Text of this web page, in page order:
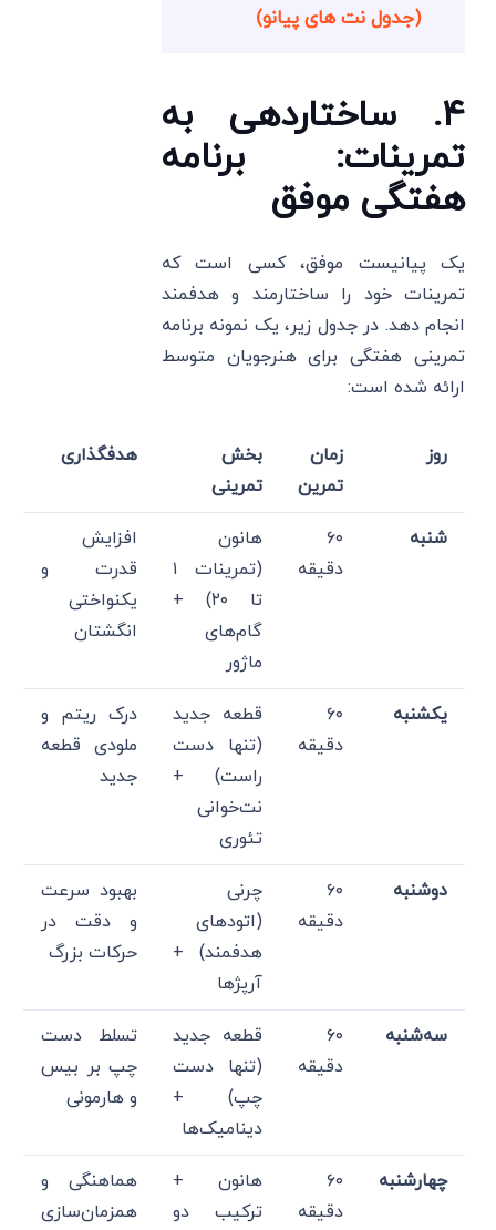
(جدول نت های پیانو)
۴. ساختاردهی به
تمرینات: برنامه
هفتگی موفق
یک پیانیست موفق، کسی است که
تمرینات خود را ساختارمند و هدفمند
انجام دهد. در جدول زیر، یک نمونه برنامه
تمرینی هفتگی برای هنرجویان متوسط
ارائه شده است:
روز
زمان
تمرین
بخش
تمرینی
هدفگذاری
شنبه
۶۰
دقیقه
هانون
(تمرینات ۱
تا ۲۰) +
گام‌های
ماژور
افزایش
قدرت و
یکنواختی
انگشتان
یکشنبه
۶۰
دقیقه
قطعه جدید
(تنها دست
راست) +
نت‌خوانی
تئوری
درک ریتم و
ملودی قطعه
جدید
دوشنبه
۶۰
دقیقه
چرنی
(اتودهای
هدفمند) +
آرپژها
بهبود سرعت
و دقت در
حرکات بزرگ
سه‌شنبه
۶۰
دقیقه
قطعه جدید
(تنها دست
چپ) +
دینامیک‌ها
تسلط دست
چپ بر بیس
و هارمونی
چهارشنبه
۶۰
دقیقه
هانون +
ترکیب دو
هماهنگی و
همزمان‌سازی